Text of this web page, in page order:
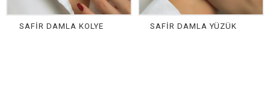
SAFİR DAMLA KOLYE SAFİR DAMLA YÜZÜK